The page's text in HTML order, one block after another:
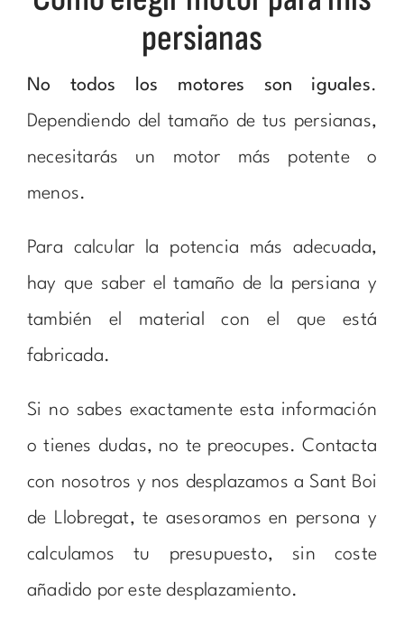
persianas
No todos los motores son iguales.
Dependiendo del tamaño de tus persianas,
necesitarás un motor más potente o
menos.
Para calcular la potencia más adecuada,
hay que saber el tamaño de la persiana y
también el material con el que está
fabricada.
Si no sabes exactamente esta información
o tienes dudas, no te preocupes. Contacta
con nosotros y nos desplazamos a Sant Boi
de Llobregat, te asesoramos en persona y
calculamos tu presupuesto, sin coste
añadido por este desplazamiento.